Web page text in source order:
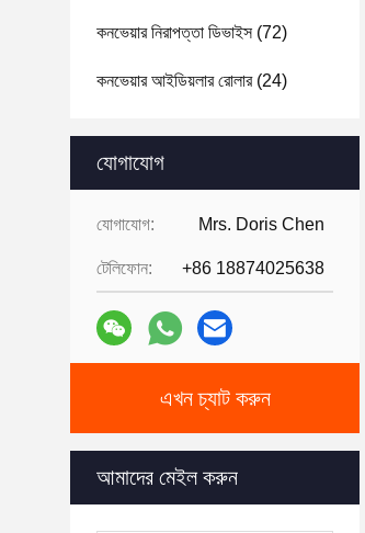
কনভেয়ার নিরাপত্তা ডিভাইস(72)
কনভেয়ার আইডিয়লার রোলার(24)
যোগাযোগ
যোগাযোগ: Mrs. Doris Chen
টেলিফোন: +86 18874025638
এখন চ্যাট করুন
আমাদের মেইল ​​করুন